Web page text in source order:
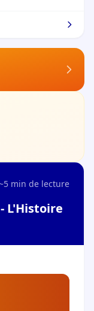
min de lecture
L'Histoire